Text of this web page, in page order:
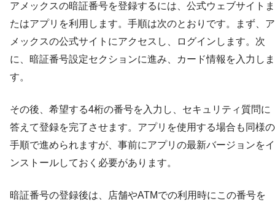
アメックスの暗証番号を登録するには、公式ウェブサイトま
たはアプリを利用します。手順は次のとおりです。まず、ア
メックスの公式サイトにアクセスし、ログインします。次
に、暗証番号設定セクションに進み、カード情報を入力しま
す。
その後、希望する4桁の番号を入力し、セキュリティ質問に
答えて登録を完了させます。アプリを使用する場合も同様の
手順で進められますが、事前にアプリの最新バージョンをイ
ンストールしておく必要があります。
暗証番号の登録後は、店舗やATMでの利用時にこの番号を